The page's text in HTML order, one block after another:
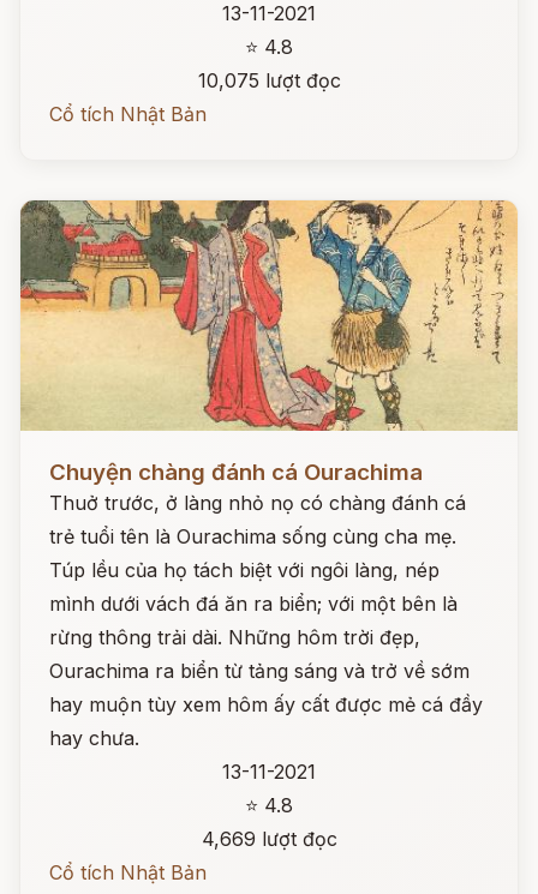
13-11-2021
⭐ 4.8
10,075 lượt đọc
Cổ tích Nhật Bản
Chuyện chàng đánh cá Ourachima
Thuở trước, ở làng nhỏ nọ có chàng đánh cá
trẻ tuổi tên là Ourachima sống cùng cha mẹ.
Túp lều của họ tách biệt với ngôi làng, nép
mình dưới vách đá ăn ra biển; với một bên là
rừng thông trải dài. Những hôm trời đẹp,
Ourachima ra biển từ tảng sáng và trở về sớm
hay muộn tùy xem hôm ấy cất được mẻ cá đầy
hay chưa.
13-11-2021
⭐ 4.8
4,669 lượt đọc
Cổ tích Nhật Bản